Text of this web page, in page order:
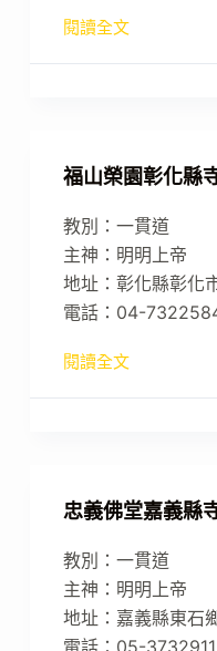
閱讀全文
福山榮園彰化縣
教別：一貫道
主神：明明上帝
地址：彰化縣彰化
電話：04-
閱讀全文
忠義佛堂嘉義縣
教別：一貫道
主神：明明上帝
地址：嘉義縣東石
電話：05-3732911